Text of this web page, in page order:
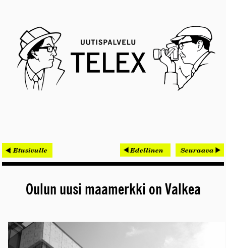
< Etusivulle Edellinen Seuraava
Oulun uusi maamerkki on Valkea